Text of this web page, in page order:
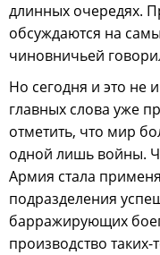
длинных очередях.
обсуждаются на
чиновничьей
Но сегодня и это не
главных слова уже
отметить, что мир
одной лишь войны.
Армия стала
подразделения
барражирующих
производство таких-